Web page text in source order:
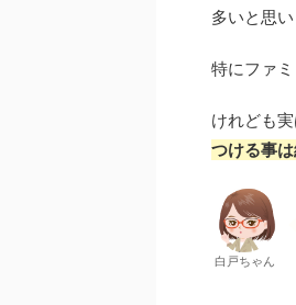
多いと思い
特にファ
けれども
つける事
白戸ちゃん